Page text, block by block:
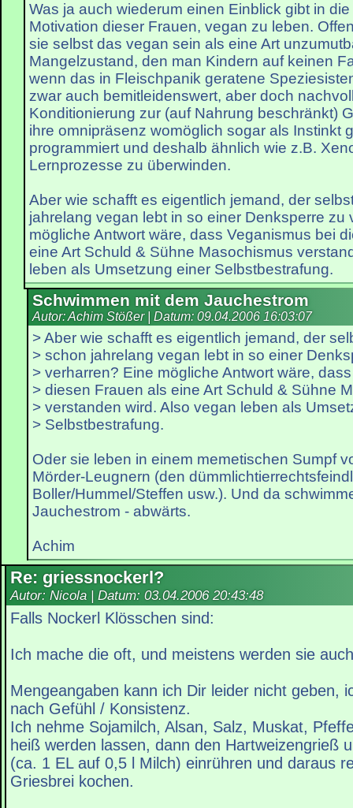
Was ja auch wiederum einen Einblick gibt in
Motivation dieser Frauen, vegan zu leben.
sie selbst das vegan sein als eine Art
Mangelzustand, den man Kindern auf keinen
wenn das in Fleischpanik geratene
zwar auch bemitleidenswert, aber doch
Konditionierung zur (auf Nahrung beschränkt)
ihre omnipräsenz womöglich sogar als Instinkt
programmiert und deshalb ähnlich wie z.B.
Lernprozesse zu überwinden.
Aber wie schafft es eigentlich jemand, der
jahrelang vegan lebt in so einer Denksperre zu
mögliche Antwort wäre, dass Veganismus bei
eine Art Schuld & Sühne Masochismus
leben als Umsetzung einer Selbstbestrafung.
Schwimmen mit dem Jauchestrom
Autor: Achim Stößer | Datum: 09.04.2006 16:03:07
> Aber wie schafft es eigentlich jemand, der
> schon jahrelang vegan lebt in so einer
> verharren? Eine mögliche Antwort wäre,
> diesen Frauen als eine Art Schuld & Sühne
> verstanden wird. Also vegan leben als
> Selbstbestrafung.
Oder sie leben in einem memetischen Sumpf
Mörder-Leugnern (den
Boller/Hummel/Steffen usw.). Und da
Jauchestrom - abwärts.
Achim
Re: griessnockerl?
Autor: Nicola | Datum: 03.04.2006 20:43:48
Falls Nockerl Klösschen sind:
Ich mache die oft, und meistens werden sie
Mengeangaben kann ich Dir leider nicht geben,
nach Gefühl / Konsistenz.
Ich nehme Sojamilch, Alsan, Salz, Muskat,
heiß werden lassen, dann den Hartweizengrieß
(ca. 1 EL auf 0,5 l Milch) einrühren und daraus
Griesbrei kochen.